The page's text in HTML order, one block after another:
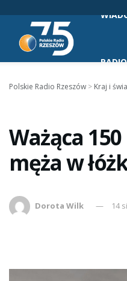
RADIO
Polskie Radio Rzeszów > Kraj i
Ważąca
męża w
Dorota Wilk 14